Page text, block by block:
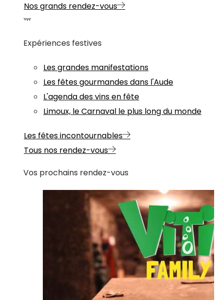
Nos grands rendez-vous
Expériences festives
Les grandes manifestations
Les fêtes gourmandes dans l'Aude
L'agenda des vins en fête
Limoux, le Carnaval le plus long du monde
Les fêtes incontournables
Tous nos rendez-vous
Vos prochains rendez-vous